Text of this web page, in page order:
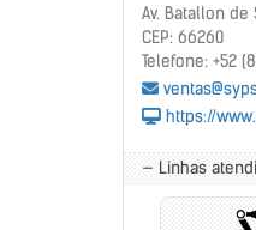
Av. Batallon
CEP: 66260
Telefone: +52
https://
— Linhas